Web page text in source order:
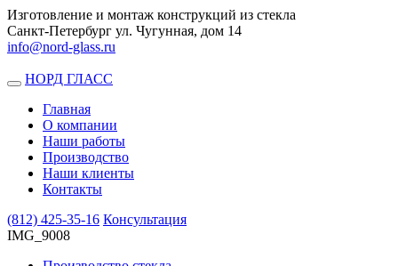
Изготовление и монтаж конструкций из стекла
Санкт-Петербург ул. Чугунная, дом 14
info@nord-glass.ru
Toggle
navigation
НОРД ГЛАСС
Главная
О компании
Наши работы
Производство
Наши клиенты
Контакты
(812) 425-35-16 Консультация
IMG_9008